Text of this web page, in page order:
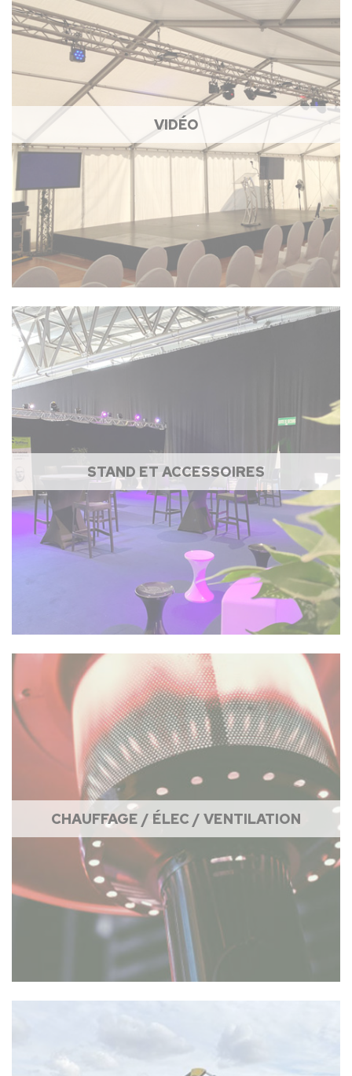
VIDÉO
STAND ET ACCESSOIRES
CHAUFFAGE / ÉLEC / VENTILATION